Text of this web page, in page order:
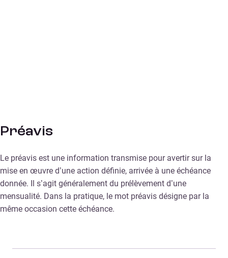
Préavis
Le préavis est une information transmise pour avertir sur la
mise en œuvre d’une action définie, arrivée à une échéance
donnée. Il s’agit généralement du prélèvement d’une
mensualité. Dans la pratique, le mot préavis désigne par la
même occasion cette échéance.